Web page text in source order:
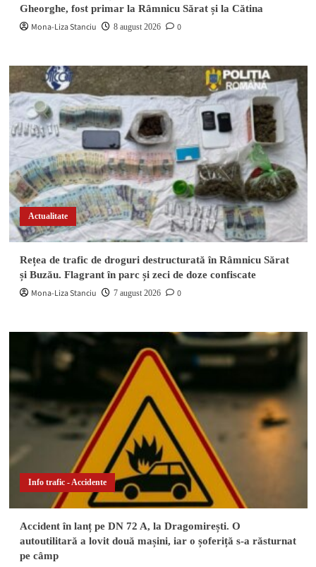
Gheorghe, fost primar la Râmnicu Sărat și la Cătina
Mona-Liza Stanciu 8 august 2026 0
Actualitate
Rețea de trafic de droguri destructurată în Râmnicu Sărat
și Buzău. Flagrant în parc și zeci de doze confiscate
Mona-Liza Stanciu 7 august 2026 0
Info trafic - Accidente
Accident în lanț pe DN 72 A, la Dragomirești. O
autoutilitară a lovit două mașini, iar o șoferiță s-a răsturnat
pe câmp